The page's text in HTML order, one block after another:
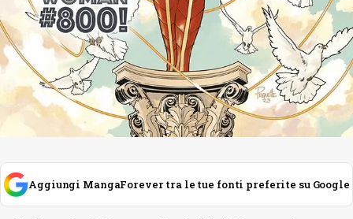
Aggiungi MangaForever tra le tue fonti preferite su Google